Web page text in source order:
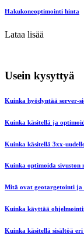
Hakukoneoptimointi hinta
Lataa lisää
Usein kysyttyä
Kuinka hyödyntää server-
Kuinka käsitellä ja
Kuinka käsitellä 3xx-
Kuinka optimoida sivuston
Mitä ovat geotargetointi ja
Kuinka käyttää
Kuinka käsitellä sisältöä